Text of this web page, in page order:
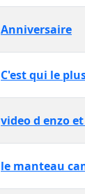
Anniversaire
C'est qui le
video d enzo
le manteau